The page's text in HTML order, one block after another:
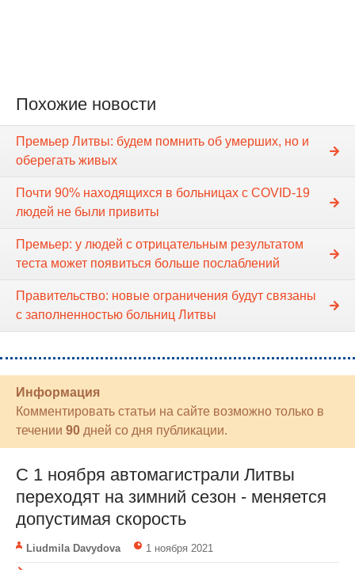
Похожие новости
Премьер Литвы: будем помнить об умерших, но и
оберегать живых
Почти 90% находящихся в больницах с COVID-19
людей не были привиты
Премьер: у людей с отрицательным результатом
теста может появиться больше послаблений
Правительство: новые ограничения будут связаны
с заполненностью больниц Литвы
Информация
Комментировать статьи на сайте возможно только в
течении 90 дней со дня публикации.
С 1 ноября автомагистрали Литвы
переходят на зимний сезон - меняется
допустимая скорость
Liudmila Davydova 1 ноября 2021